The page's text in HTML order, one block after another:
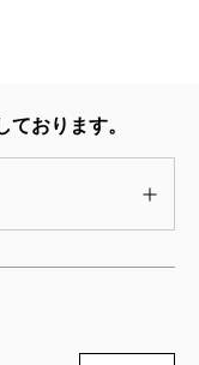
考えると、看過
集部と営業部
に知ってもらお
〈私の大切な一
ャンペーンを実
に新たなキャッ
おります。